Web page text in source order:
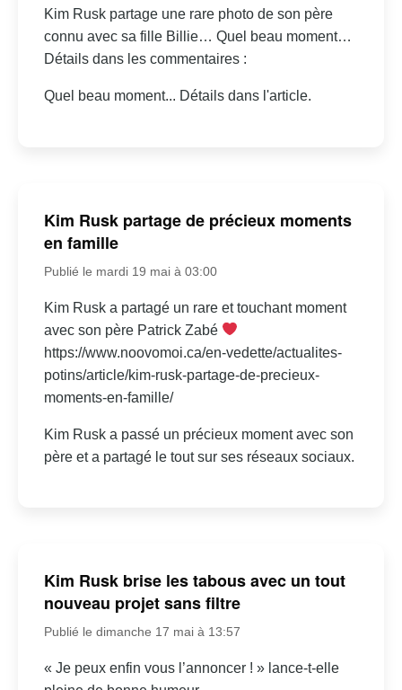
Kim Rusk partage une rare photo de son père
connu avec sa fille Billie… Quel beau moment…
Détails dans les commentaires :
Quel beau moment... Détails dans l'article.
Kim Rusk partage de précieux moments
en famille
Publié le mardi 19 mai à 03:00
Kim Rusk a partagé un rare et touchant moment
avec son père Patrick Zabé
https://www.noovomoi.ca/en-vedette/actualites-
potins/article/kim-rusk-partage-de-precieux-
moments-en-famille/
Kim Rusk a passé un précieux moment avec son
père et a partagé le tout sur ses réseaux sociaux.
Kim Rusk brise les tabous avec un tout
nouveau projet sans filtre
Publié le dimanche 17 mai à 13:57
« Je peux enfin vous l’annoncer ! » lance-t-elle